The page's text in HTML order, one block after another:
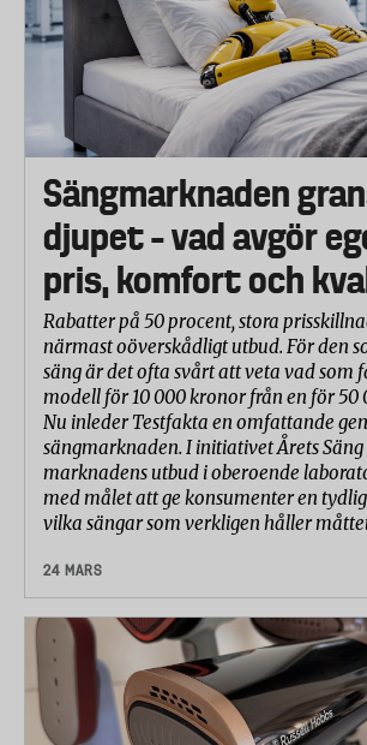
Sängmarknaden
djupet – vad avgör
pris, komfort och
Rabatter på 50 procent, stora
närmast oöverskådligt utbud. För den
säng är det ofta svårt att veta vad som
modell för 10 000 kronor från en för 50
Nu inleder Testfakta en omfattande
sängmarknaden. I initiativet Årets Säng
marknadens utbud i oberoende
med målet att ge konsumenter en
vilka sängar som verkligen håller
24 MARS